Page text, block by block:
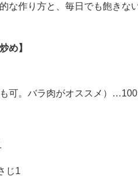
な作り方と、毎日でも飽きな
め】
可。バラ肉がオススメ）
じ1